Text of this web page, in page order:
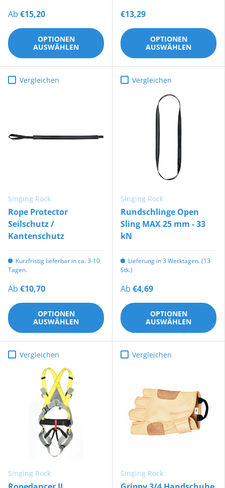
Ab €15,20
OPTIONEN
AUSWÄHLEN
€13,29
OPTIONEN
AUSWÄHLEN
Vergleichen
Singing Rock
Rope Protector
Seilschutz /
Kantenschutz
Kurzfristig lieferbar in ca. 3-10
Tagen.
Ab €10,70
OPTIONEN
AUSWÄHLEN
Vergleichen
Singing Rock
Rundschlinge Open
Sling MAX 25 mm - 33
kN
Lieferung in 3 Werktagen. (13
Stk.)
Ab €4,69
OPTIONEN
AUSWÄHLEN
Vergleichen
Singing Rock
Vergleichen
Singing Rock